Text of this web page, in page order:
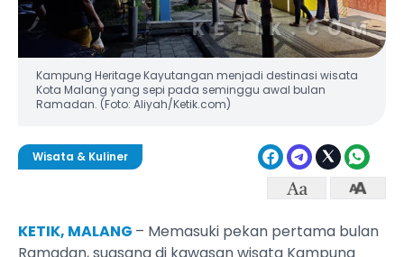
Kampung Heritage Kayutangan menjadi destinasi wisata
Kota Malang yang sepi pada seminggu awal bulan
Ramadan. (Foto: Aliyah/Ketik.com)
Wisata & Kuliner
KETIK, MALANG – Memasuki pekan pertama bulan